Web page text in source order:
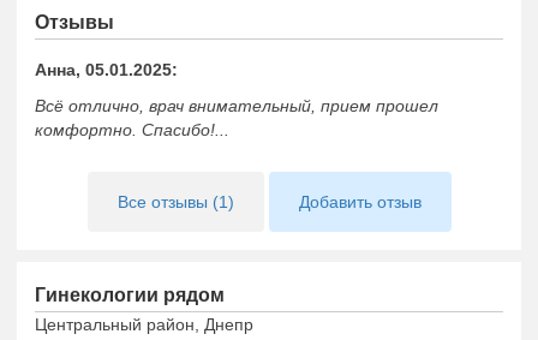
Отзывы
Анна, 05.01.2025:
Всё отлично, врач внимательный, прием прошел
комфортно. Спасибо!...
Все отзывы (1) Добавить отзыв
Гинекологии рядом
Центральный район, Днепр